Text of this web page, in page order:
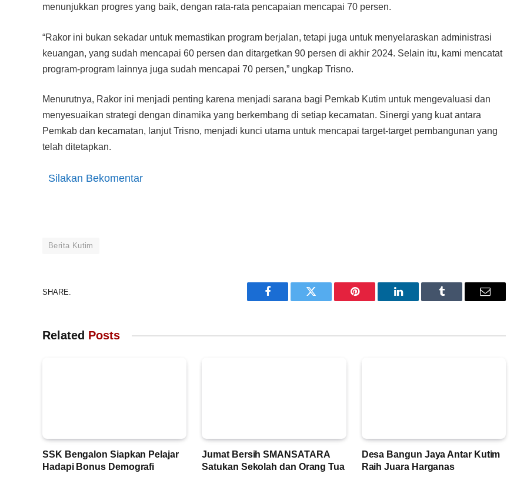
menunjukkan progres yang baik, dengan rata-rata pencapaian mencapai 70 persen.
“Rakor ini bukan sekadar untuk memastikan program berjalan, tetapi juga untuk menyelaraskan administrasi
keuangan, yang sudah mencapai 60 persen dan ditargetkan 90 persen di akhir 2024. Selain itu, kami mencatat
program-program lainnya juga sudah mencapai 70 persen,” ungkap Trisno.
Menurutnya, Rakor ini menjadi penting karena menjadi sarana bagi Pemkab Kutim untuk mengevaluasi dan
menyesuaikan strategi dengan dinamika yang berkembang di setiap kecamatan. Sinergi yang kuat antara
Pemkab dan kecamatan, lanjut Trisno, menjadi kunci utama untuk mencapai target-target pembangunan yang
telah ditetapkan.
Silakan Bekomentar
Berita Kutim
SHARE.
Facebook Twitter Pinterest LinkedIn Tumblr Email
Related Posts
SSK Bengalon Siapkan Pelajar
Hadapi Bonus Demografi
Jumat Bersih SMANSATARA
Satukan Sekolah dan Orang Tua
Desa Bangun Jaya Antar Kutim
Raih Juara Harganas